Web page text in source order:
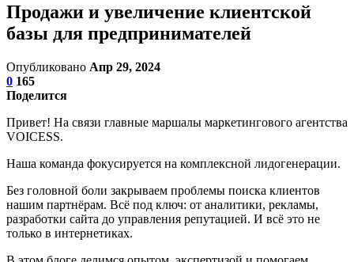
Продажи и увеличение клиентской
базы для предпринимателей
Опубликовано Апр 29, 2024
0 165
Поделится
Привет! На связи главные маршалы маркетингового агентства
VOICESS.
Наша команда фокусируется на комплексной лидогенерации.
Без головной боли закрываем проблемы поиска клиентов
нашим партнёрам. Всё под ключ: от аналитики, рекламы,
разработки сайта до управления репутацией. И всё это не
только в интернетиках.